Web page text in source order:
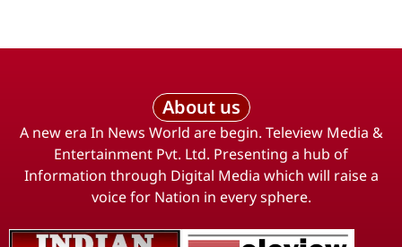
About us
A new era In News World are begin. Teleview Media &
Entertainment Pvt. Ltd. Presenting a hub of
Information through Digital Media which will raise a
voice for Nation in every sphere.